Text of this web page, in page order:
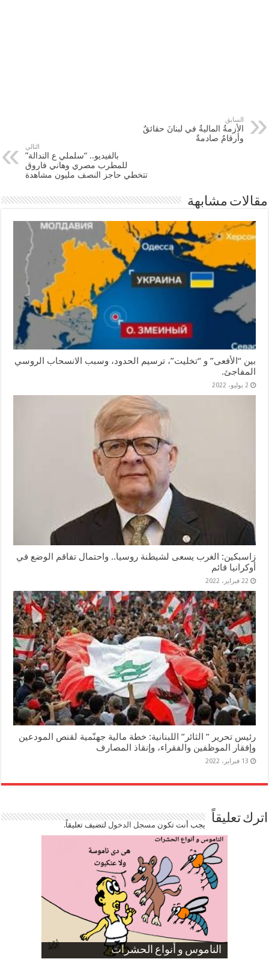
السابق
الأزمةُ الماليةُ في لبنانَ حقائقٌ
وأرقامٌ صادمةٌ
التالي
بالفيديو.. “سلملي ع الندالة”
للمطرب مصري وهاني فاروق
تتخطي حاجز النصف مليون مشاهدة
مقالات مشابهة
بين “الأفعى” و “تخليت”، ترسيم الحدود، وسبب الانسحاب الروسي
المفاجئ.
2 يوليو، 2022
زاسبكين: الغرب يسعى لشيطنة روسيا.. واحتمال تفاقم الوضع في
أوكرانيا قائم
22 فبراير، 2022
رئيس تحرير ” الثائر” اللبنانية: خطة مالية جهنّمية لقنص المودعين
وإفقار الموظفين والفقراء، وإنقاذ المصارف
13 فبراير، 2022
اترك تعليقاً يجب أنت تكون مسجل الدخوللتضيف تعليقاً.
الناموس و أنواع الحشرات
الموظفين بعد ارتفاع الأسعار
ارتفاع نسبة الطلاق في مصر
صورة كاركاتيرية
صورة كاركاتيرية